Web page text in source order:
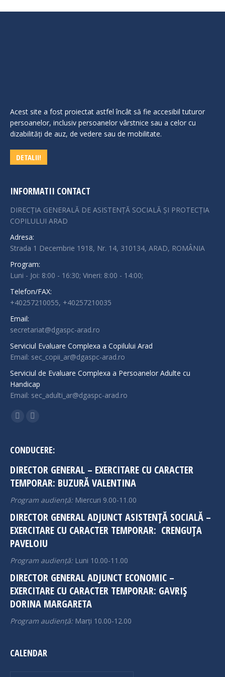
Acest site a fost proiectat astfel încât să fie accesibil tuturor
persoanelor, inclusiv persoanelor vârstnice sau a celor cu
dizabilităţi de auz, de vedere sau de mobilitate.
DETALII!
INFORMATII CONTACT
DIRECȚIA GENERALĂ DE ASISTENȚĂ SOCIALĂ ȘI PROTECȚIA
COPILULUI ARAD
Adresa:
Strada 1 Decembrie 1918, Nr. 14, 310134, ARAD, ROMÂNIA
Program:
Luni - Joi: 8:00 - 16:30; Vineri: 8:00 - 14:00;
Telefon/FAX:
+40257210055, +40257210035
Email:
secretariat@dgaspc-arad.ro
Serviciul Evaluare Complexa a Copilului Arad
Email: sec_copii_ar@dgaspc-arad.ro
Serviciul de Evaluare Complexa a Persoanelor Adulte cu
Handicap
Email: sec_adulti_ar@dgaspc-arad.ro
Find us on:
opens
new
window
opens
new
window
CONDUCERE:
DIRECTOR GENERAL – EXERCITARE CU CARACTER
TEMPORAR: BUZURĂ VALENTINA
Program audiență: Miercuri 9.00-11.00
DIRECTOR GENERAL ADJUNCT ASISTENȚĂ SOCIALĂ –
EXERCITARE CU CARACTER TEMPORAR: CRENGUȚA
PAVELOIU
Program audiență: Luni 10.00-11.00
DIRECTOR GENERAL ADJUNCT ECONOMIC –
EXERCITARE CU CARACTER TEMPORAR: GAVRIȘ
DORINA MARGARETA
Program audiență: Marți 10.00-12.00
CALENDAR